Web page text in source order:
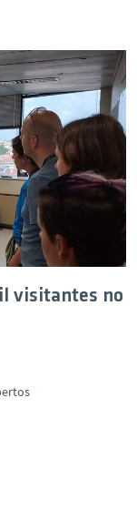
visitantes no